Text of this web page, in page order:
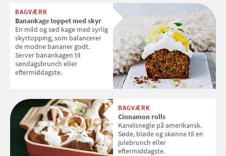
BAGVÆRK
Banankage toppet med skyr
En mild og sød kage med syrlig
skyrtopping, som balancerer
de modne bananer godt.
Server banankagen til
søndagsbrunch eller
eftermiddagste.
BAGVÆRK
Cinnamon rolls
Kanelsnegle på amerikansk.
Søde, bløde og skønne til en
julebrunch eller
eftermiddagste.